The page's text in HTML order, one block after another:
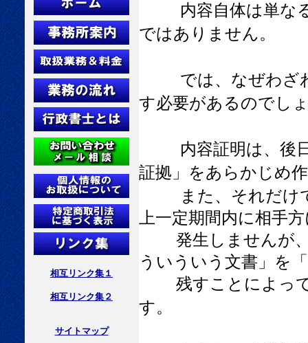
相互リンク集１
相互リンク集２
サイトマップ
内容自体は単な
ではありません。
では、なぜわざ
す必要があるのでし
内容証明は、後
証拠」をあらかじめ
また、それだけ
上一定期間内に相手
発生しませんが、
ういういう文書」を
残すことによって
す。